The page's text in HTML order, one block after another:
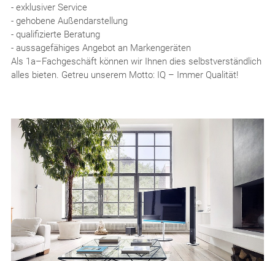
- exklusiver Service
- gehobene Außendarstellung
- qualifizierte Beratung
- aussagefähiges Angebot an Markengeräten
Als 1a–Fachgeschäft können wir Ihnen dies selbstverständlich
alles bieten. Getreu unserem Motto: IQ – Immer Qualität!